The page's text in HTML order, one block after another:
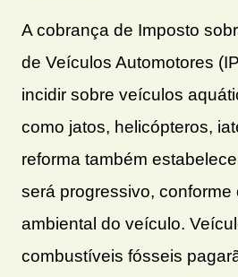
A cobrança de Imposto
de Veículos Automotores
incidir sobre veículos
como jatos, helicópteros,
reforma também
será progressivo, conforme
ambiental do veículo.
combustíveis fósseis